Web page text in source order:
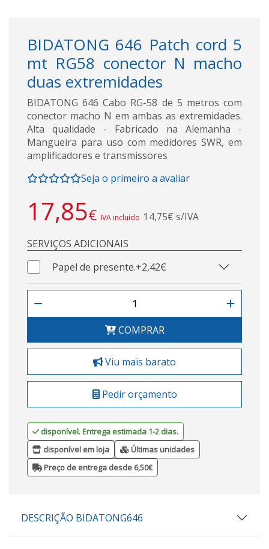
BIDATONG 646 Patch cord 5
mt RG58 conector N macho
duas extremidades
BIDATONG 646 Cabo RG-58 de 5 metros com
conector macho N em ambas as extremidades.
Alta qualidade - Fabricado na Alemanha -
Mangueira para uso com medidores SWR, em
amplificadores e transmissores
Seja o primeiro a avaliar
17,85€ IVA incluído 14,75€ s/IVA
SERVIÇOS ADICIONAIS
Papel de presente.+2,42€
COMPRAR
Viu mais barato
Pedir orçamento
disponível. Entrega estimada 1-2 dias.
disponível em loja
Últimas unidades
Preço de entrega desde 6,50€
DESCRIÇÃO BIDATONG646